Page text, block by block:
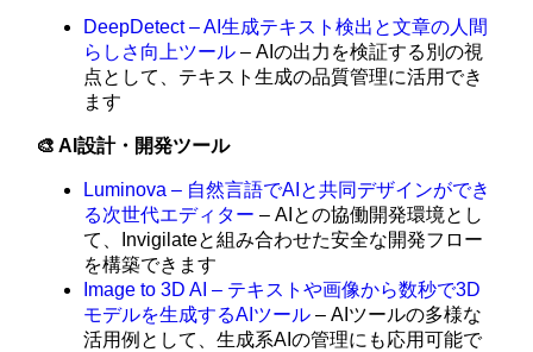
DeepDetect – AI生成テキスト検出と文章の人間
らしさ向上ツール – AIの出力を検証する別の視
点として、テキスト生成の品質管理に活用でき
ます
🎨 AI設計・開発ツール
Luminova – 自然言語でAIと共同デザインができ
る次世代エディター – AIとの協働開発環境とし
て、Invigilateと組み合わせた安全な開発フロー
を構築できます
Image to 3D AI – テキストや画像から数秒で3D
モデルを生成するAIツール – AIツールの多様な
活用例として、生成系AIの管理にも応用可能で